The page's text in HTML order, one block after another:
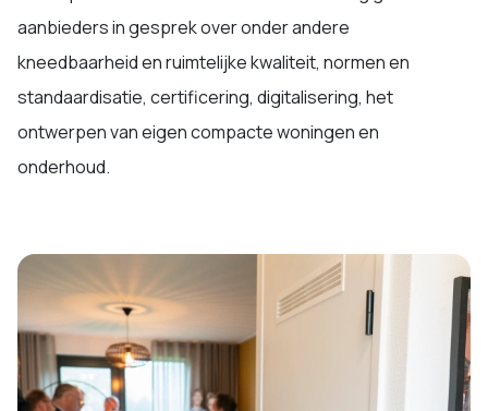
aanbieders in gesprek over onder andere
kneedbaarheid en ruimtelijke kwaliteit, normen en
standaardisatie, certificering, digitalisering, het
ontwerpen van eigen compacte woningen en
onderhoud.